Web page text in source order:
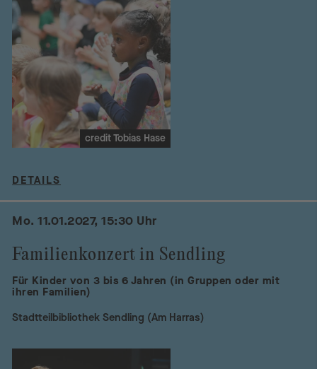
credit Tobias Hase
DETAILS
Familienkonzert in Sendling
Für Kinder von 3 bis 6 Jahren (in Gruppen oder mit
ihren Familien)
Mo. 11.01.2027, 15:30 Uhr
Stadtteilbibliothek Sendling (Am Harras)